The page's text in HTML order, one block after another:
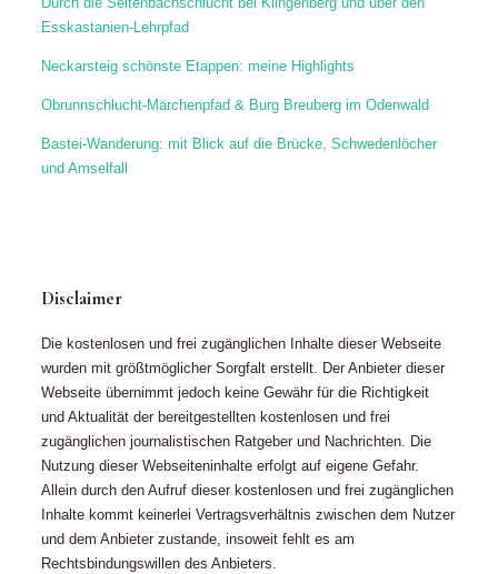
Esskastanien-Lehrpfad
Neckarsteig schönste Etappen: meine Highlights
Obrunnschlucht-Märchenpfad & Burg Breuberg im Odenwald
Bastei-Wanderung: mit Blick auf die Brücke, Schwedenlöcher
und Amselfall
Disclaimer
Die kostenlosen und frei zugänglichen Inhalte dieser Webseite
wurden mit größtmöglicher Sorgfalt erstellt. Der Anbieter dieser
Webseite übernimmt jedoch keine Gewähr für die Richtigkeit
und Aktualität der bereitgestellten kostenlosen und frei
zugänglichen journalistischen Ratgeber und Nachrichten. Die
Nutzung dieser Webseiteninhalte erfolgt auf eigene Gefahr.
Allein durch den Aufruf dieser kostenlosen und frei zugänglichen
Inhalte kommt keinerlei Vertragsverhältnis zwischen dem Nutzer
und dem Anbieter zustande, insoweit fehlt es am
Rechtsbindungswillen des Anbieters.